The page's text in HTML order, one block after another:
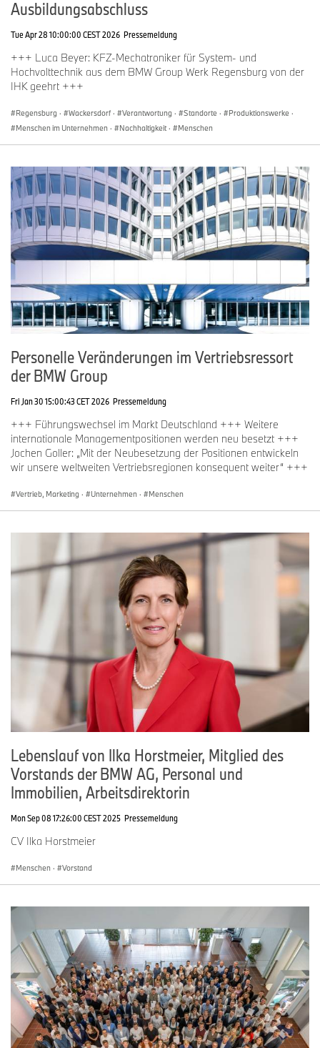
Ausbildungsabschluss
Tue Apr 28 10:00:00 CEST 2026 Pressemeldung
+++ Luca Beyer: KFZ-Mechatroniker für System- und
Hochvolttechnik aus dem BMW Group Werk Regensburg von der
IHK geehrt +++
Regensburg · Wackersdorf · Verantwortung · Standorte · Produktionswerke ·
Menschen im Unternehmen · Nachhaltigkeit · Menschen
Personelle Veränderungen im Vertriebsressort
der BMW Group
Fri Jan 30 15:00:43 CET 2026 Pressemeldung
+++ Führungswechsel im Markt Deutschland +++ Weitere
internationale Managementpositionen werden neu besetzt +++
Jochen Goller: „Mit der Neubesetzung der Positionen entwickeln
wir unsere weltweiten Vertriebsregionen konsequent weiter“ +++
Vertrieb, Marketing · Unternehmen · Menschen
Lebenslauf von Ilka Horstmeier, Mitglied des
Vorstands der BMW AG, Personal und
Immobilien, Arbeitsdirektorin
Mon Sep 08 17:26:00 CEST 2025 Pressemeldung
CV Ilka Horstmeier
Menschen · Vorstand